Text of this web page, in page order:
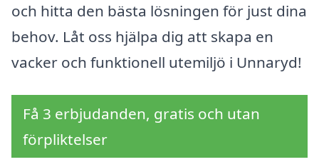
och hitta den bästa lösningen för just dina
behov. Låt oss hjälpa dig att skapa en
vacker och funktionell utemiljö i Unnaryd!
Få 3 erbjudanden, gratis och utan
förpliktelser